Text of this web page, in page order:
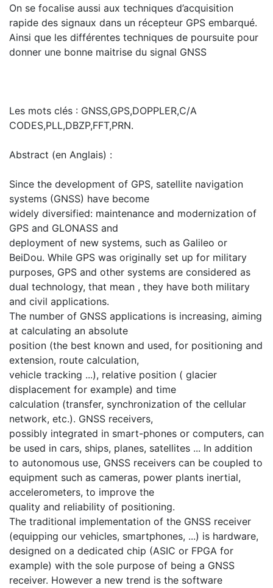
On se focalise aussi aux techniques d’acquisition
rapide des signaux dans un récepteur GPS embarqué.
Ainsi que les différentes techniques de poursuite pour
donner une bonne maitrise du signal GNSS
Les mots clés : GNSS,GPS,DOPPLER,C/A
CODES,PLL,DBZP,FFT,PRN.
Abstract (en Anglais) :
Since the development of GPS, satellite navigation
systems (GNSS) have become
widely diversified: maintenance and modernization of
GPS and GLONASS and
deployment of new systems, such as Galileo or
BeiDou. While GPS was originally set up for military
purposes, GPS and other systems are considered as
dual technology, that mean , they have both military
and civil applications.
The number of GNSS applications is increasing, aiming
at calculating an absolute
position (the best known and used, for positioning and
extension, route calculation,
vehicle tracking ...), relative position ( glacier
displacement for example) and time
calculation (transfer, synchronization of the cellular
network, etc.). GNSS receivers,
possibly integrated in smart-phones or computers, can
be used in cars, ships, planes, satellites ... In addition
to autonomous use, GNSS receivers can be coupled to
equipment such as cameras, power plants inertial,
accelerometers, to improve the
quality and reliability of positioning.
The traditional implementation of the GNSS receiver
(equipping our vehicles, smartphones, ...) is hardware,
designed on a dedicated chip (ASIC or FPGA for
example) with the sole purpose of being a GNSS
receiver. However a new trend is the software